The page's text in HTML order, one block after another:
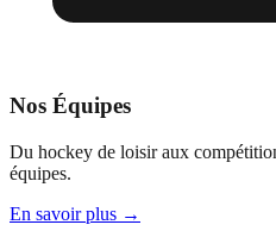
Nos Équipes
Du hockey de loisir aux
équipes.
En savoir plus →